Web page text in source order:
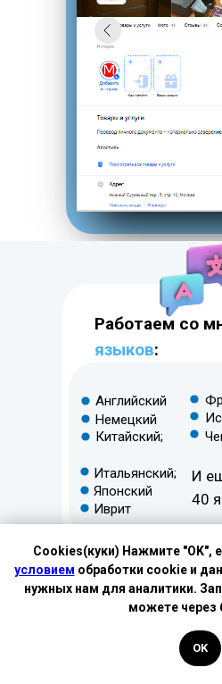
Cookies(куки) Нажмите "OK",
условием обработки cookie и
нужных нам для аналитики.
можете через
OK
Работаем со
языков:
Английский
Немецкий
Китайский;
Итальянский;
Японский
Иврит
И
40
Оплачивайте
удобным